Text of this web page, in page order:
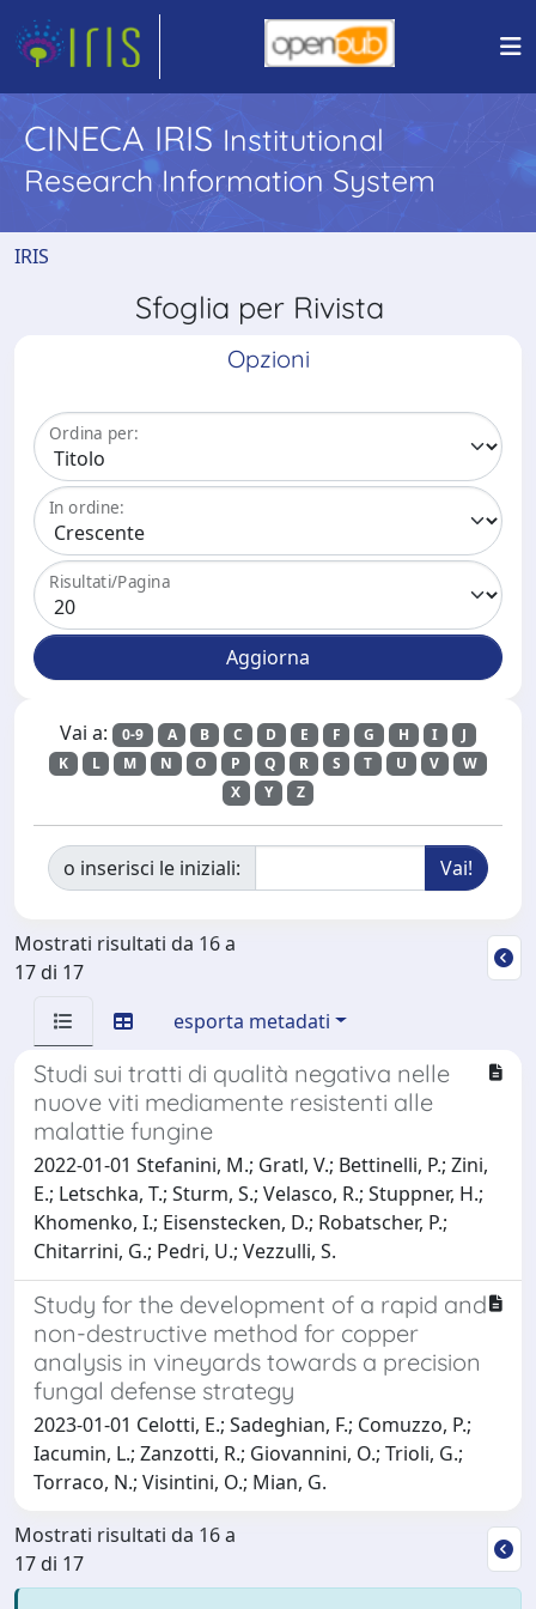
CINECA IRIS Institutional
Research Information System
IRIS
Sfoglia per Rivista
Opzioni
Ordina per:
In ordine:
Risultati/Pagina
Vai a: 0-9 A B C D E F G H I
J
K
L M N O P Q R S T U V
W
X
Y Z
o inserisci le iniziali:
Mostrati risultati da 16 a
17 di 17
esporta metadati
Studi sui tratti di qualità negativa nelle
nuove viti mediamente resistenti alle
malattie fungine
2022-01-01 Stefanini, M.; Gratl, V.; Bettinelli, P.; Zini,
E.; Letschka, T.; Sturm, S.; Velasco, R.; Stuppner, H.;
Khomenko, I.; Eisenstecken, D.; Robatscher, P.;
Chitarrini, G.; Pedri, U.; Vezzulli, S.
Study for the development of a rapid and
non-destructive method for copper
analysis in vineyards towards a precision
fungal defense strategy
2023-01-01 Celotti, E.; Sadeghian, F.; Comuzzo, P.;
Iacumin, L.; Zanzotti, R.; Giovannini, O.; Trioli, G.;
Torraco, N.; Visintini, O.; Mian, G.
Mostrati risultati da 16 a
17 di 17